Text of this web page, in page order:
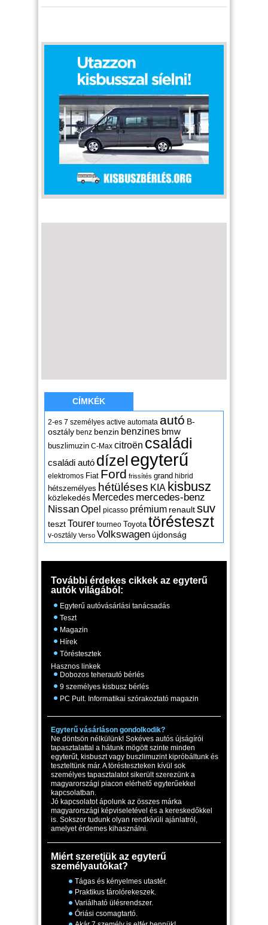
CÍMKÉK
2-es 7 személyes active automata autó B-
osztály benz benzin benzines bmw
buszlimuzin C-Max citroën családi
családi autó dízel egyterű
elektromos Fiat Ford frissítés grand hibrid
hétszemélyes hétüléses KIA kisbusz
közlekedés Mercedes mercedes-benz
NissanOpel picasso prémium renaultsuv
tesztTourer tourneo Toyota törésteszt
v-osztály Verso Volkswagen újdonság
További érdekes cikkek az egyterű
autók világából:
Egyterű autóvásárlási tanácsadás
Teszt
Magazin
Hírek
Töréstesztek
Hasznos linkek
Dobozos teherautó bérlés
9 személyes kisbusz bérlés
PC Pult. Informatikai szórakoztató magazin
Egyterű vásárláson gondolkodik?
Ne döntsön nélkülünk! Sokéves autós újságírói
tapasztalattal a hátunk mögött szinte minden
egyterűt, kisbuszt vagy buszlimuzint kipróbáltunk és
teszteltünk már. A törésteszteken kívül sok
személyes tapasztalatot sikerült szerezünk a
magyarországi piacon elérhető egyterűekkel
kapcsolatban.
Jó kapcsolatot ápolunk az összes márka
magyarországi képviseletével és a kereskedőkkel
is. Sokszor tudunk olyan rendkívüli ajánlatról,
amelyet érdemes kihasználni.
Miért szeretjük az egyterű
személyautókat?
Tágas és kényelmes utastér.
Praktikus tárolórekeszek.
Variálható ülésrendszer.
Óriási csomagtartó.